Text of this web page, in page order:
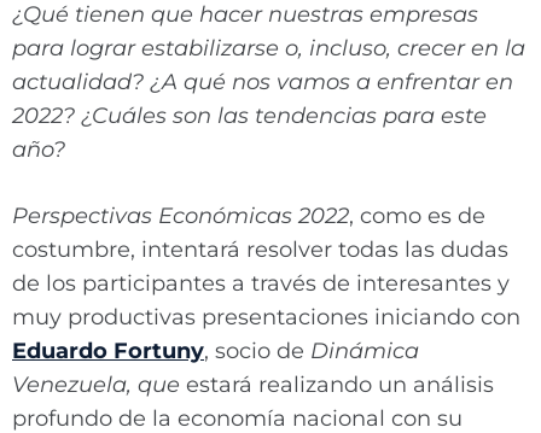
¿Qué tienen que hacer nuestras empresas
para lograr estabilizarse o, incluso, crecer en la
actualidad? ¿A qué nos vamos a enfrentar en
2022? ¿Cuáles son las tendencias para este
año?
Perspectivas Económicas 2022, como es de
costumbre, intentará resolver todas las dudas
de los participantes a través de interesantes y
muy productivas presentaciones iniciando con
Eduardo Fortuny, socio de Dinámica
Venezuela, que estará realizando un análisis
profundo de la economía nacional con su